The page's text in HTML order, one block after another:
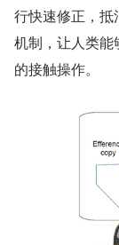
行快速修正，
机制，让人类
的接触操作。